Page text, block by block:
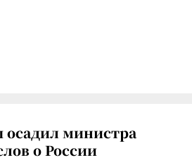
министра
о России